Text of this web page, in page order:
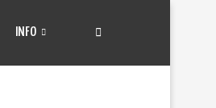
INFO